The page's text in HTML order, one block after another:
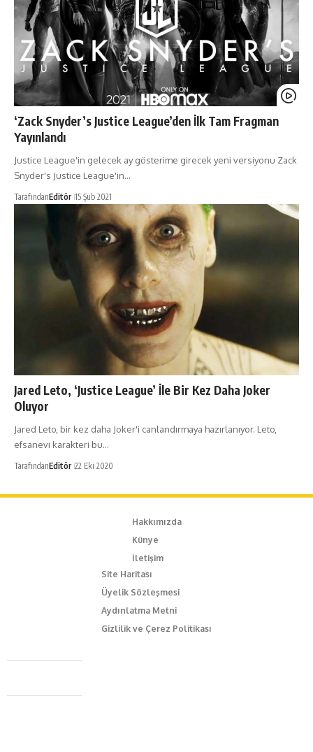
‘Zack Snyder’s Justice League’den İlk Tam Fragman
Yayınlandı
Justice League'in gelecek ay gösterime girecek yeni versiyonu Zack
Snyder's Justice League'in…
TarafındanEditör 15 Şub 2021
Jared Leto, ‘Justice League’ İle Bir Kez Daha Joker
Oluyor
Jared Leto, bir kez daha Joker'i canlandırmaya hazırlanıyor. Leto,
efsanevi karakteri bu…
TarafındanEditör 22 Eki 2020
Hakkımızda
Künye
İletişim
Site Haritası
Üyelik Sözleşmesi
Aydınlatma Metni
Gizlilik ve Çerez Politikası
Caferağa Mah. Dr. Şakir Paşa Sok. No3/A Kadıköy İstanbul
+90 543 345 46 00